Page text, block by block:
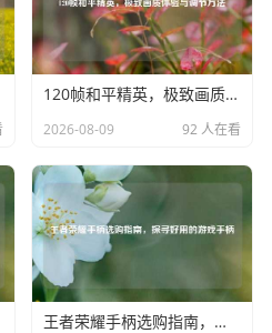
业受到严格的政策管控，对于
，Steam 平台上的游戏需要符
政策要求，这对于一些国外引
都提出了更高的合规要求，如
平台的特色和活力，是 Steam
除了 Steam 之外，国内已经涌
渠道，它们在国内市场深耕已
运营经验，这些竞争对手在游
优势，给 Steam 的市场拓展带
不断优化自身的运营策略，提
120帧和平精英，极致画质体验与调节方法
2026-08-09 92 人在看
王者荣耀手柄选购指南，探寻好用的游戏手柄